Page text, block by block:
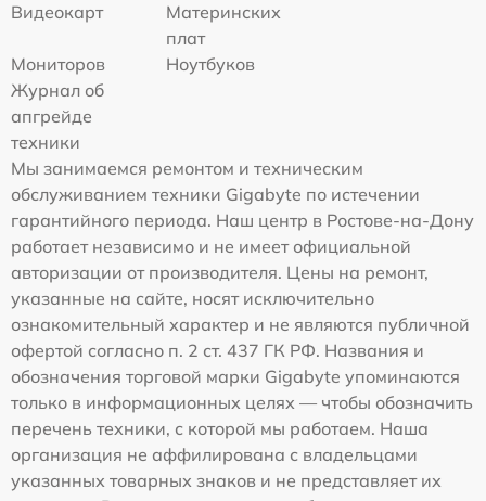
Видеокарт
Материнских
плат
Мониторов
Ноутбуков
Журнал об
апгрейде
техники
Мы занимаемся ремонтом и техническим
обслуживанием техники Gigabyte по истечении
гарантийного периода. Наш центр в Ростове-на-Дону
работает независимо и не имеет официальной
авторизации от производителя. Цены на ремонт,
указанные на сайте, носят исключительно
ознакомительный характер и не являются публичной
офертой согласно п. 2 ст. 437 ГК РФ. Названия и
обозначения торговой марки Gigabyte упоминаются
только в информационных целях — чтобы обозначить
перечень техники, с которой мы работаем. Наша
организация не аффилирована с владельцами
указанных товарных знаков и не представляет их